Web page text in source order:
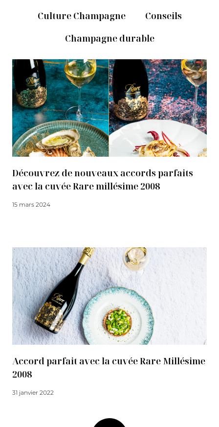
Culture Champagne
Conseils
Champagne durable
Découvrez de nouveaux accords parfaits
avec la cuvée Rare millésime 2008
15 mars 2024
Accord parfait avec la cuvée Rare Millésime
2008
31 janvier 2022